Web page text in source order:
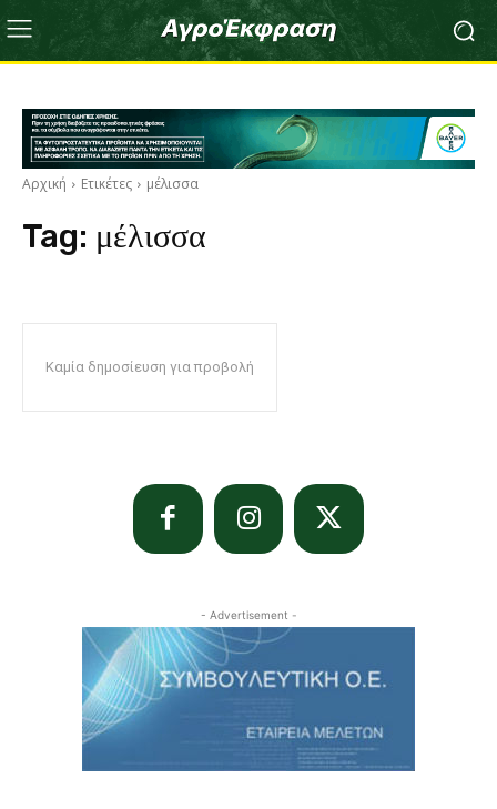
Αρχική Ετικέτες μέλισσα
Tag: μέλισσα
Καμία δημοσίευση για προβολή
- Advertisement -